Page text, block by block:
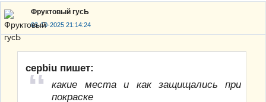
Фруктовый гусЬ
03-10-2025 21:14:24
cepbiu пишет:
какие места и как защищались при
покраске